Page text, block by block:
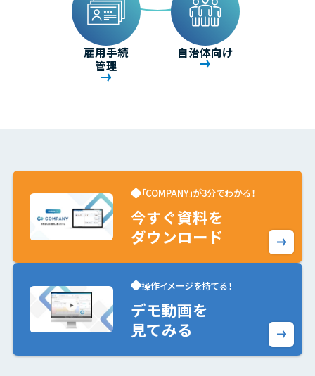
自治体向け
雇用手続
管理
「COMPANY」が3分でわかる！
今すぐ資料を
ダウンロード
操作イメージを持てる！
デモ動画を
見てみる